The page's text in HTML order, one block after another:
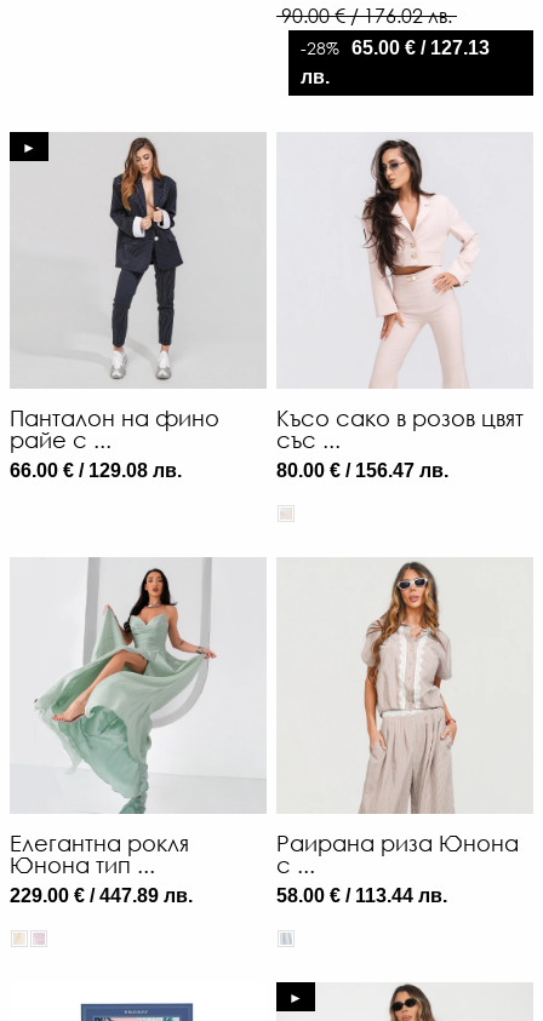
90.00 € / 176.02 лв.
-28% 65.00 € / 127.13
лв.
►
Панталон на фино
райе с ...
66.00 € / 129.08 лв.
Късо сако в розов цвят
със ...
80.00 € / 156.47 лв.
Елегантна рокля
Юнона тип ...
229.00 € / 447.89 лв.
Раирана риза Юнона
с ...
58.00 € / 113.44 лв.
►